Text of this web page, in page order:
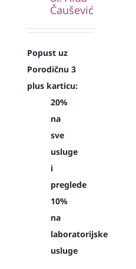
Čaušević
Popust uz
Porodičnu 3
plus karticu:
20%
na
sve
usluge
i
preglede
10%
na
laboratorijske
usluge